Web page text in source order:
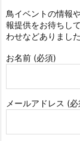
鳥イベントの情報
報提供をお待ちし
わせなどありまし
お名前 (必須)
メールアドレス (必